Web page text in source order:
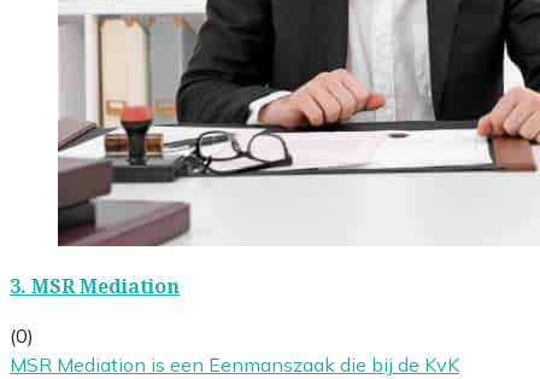
3. MSR Mediation
(0)
MSR Mediation is een Eenmanszaak die bij de KvK